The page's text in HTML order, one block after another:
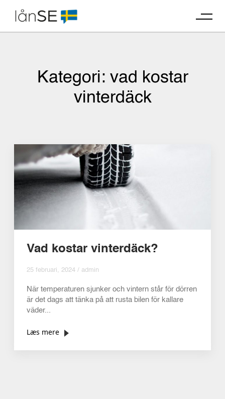
content
Kategori: vad kostar
vinterdäck
Vad kostar vinterdäck?
25 februari, 2024 / admin
När temperaturen sjunker och vintern står för dörren
är det dags att tänka på att rusta bilen för kallare
väder...
Læs mere